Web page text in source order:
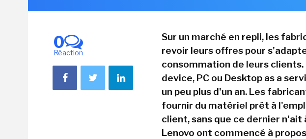
0
Réaction
Sur un marché en repli, les
revoir leurs offres pour
consommation de leurs
device, PC ou Desktop as a
un peu plus d'un an. Les
fournir du matériel prêt à
client, sans que ce dernier n'ait
Lenovo ont commencé à